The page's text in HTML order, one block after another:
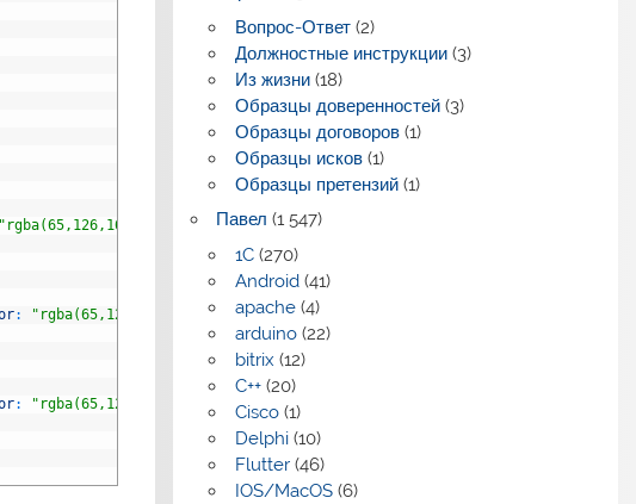
"rgba(65,126,164,1)" pointStrokeColor:
: "rgba(65,126,164,1)" pointStrokeColor
: "rgba(65,126,164,1)" pointStrokeColor
Вопрос-Ответ(2)
Должностные инструкции(3)
Из жизни(18)
Образцы доверенностей(3)
Образцы договоров(1)
Образцы исков(1)
Образцы претензий(1)
Павел (1 547)
1C(270)
Android(41)
apache(4)
arduino(22)
bitrix (12)
C++(20)
Cisco(1)
Delphi(10)
Flutter(46)
IOS/MacOS(6)